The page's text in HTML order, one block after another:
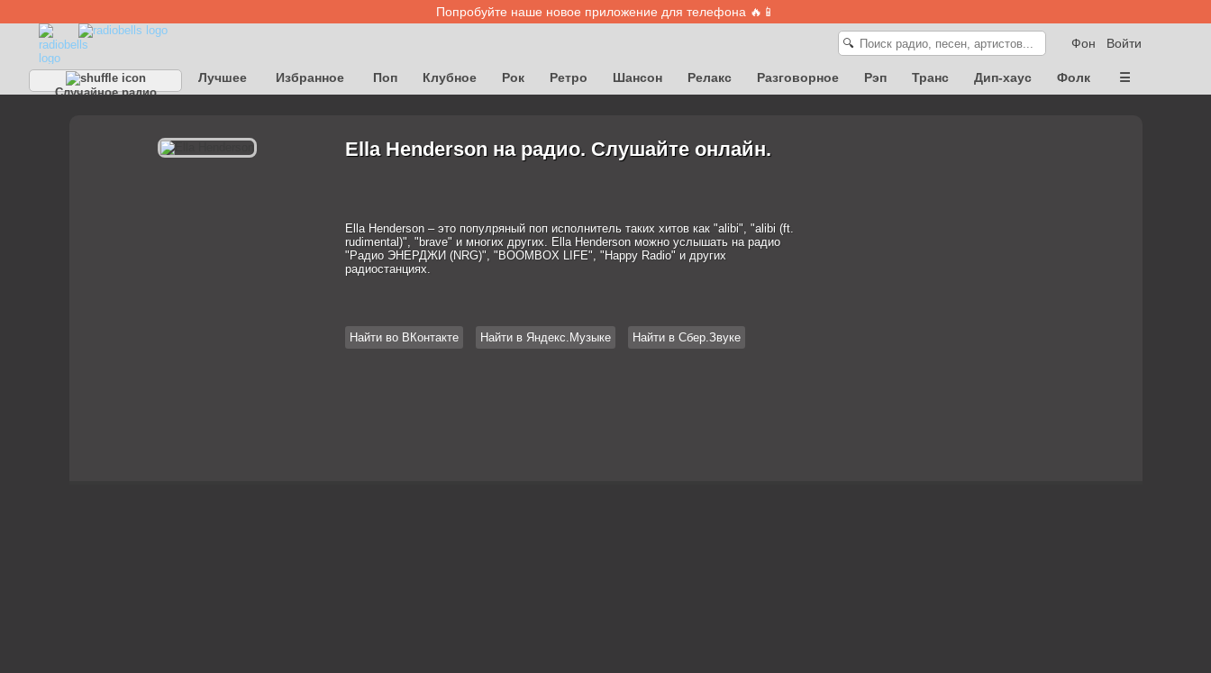
Попробуйте наше новое приложение для телефона 🔥📱
Войти
Фон
🔍
Случайное радио
Лучшее Избранное Поп Клубное Рок Ретро Шансон Релакс Разговорное Рэп Транс Дип-хаус Фолк ☰
Ella Henderson на радио. Слушайте онлайн.
Ella Henderson – это популряный поп исполнитель таких хитов как "alibi", "alibi (ft.
rudimental)", "brave" и многих других. Ella Henderson можно услышать на радио
"Радио ЭНЕРДЖИ (NRG)", "BOOMBOX LIFE", "Happy Radio" и других
радиостанциях.
Найти во ВКонтакте Найти в Яндекс.Музыке Найти в Сбер.Звуке